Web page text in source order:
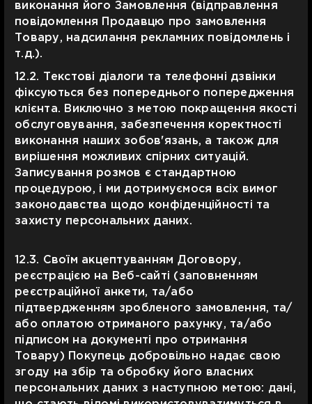
виконання його Замовлення (відправлення
повідомлення Продавцю про замовлення
Товару, надсилання рекламних повідомлень і
т.д.).
12.2. Текстові діалоги та телефонні дзвінки
фіксуються без попереднього попередження
клієнта. Виключно з метою покращення якості
обслуговування, забезпечення коректності
виконання наших зобов'язань, а також для
вирішення можливих спірних ситуацій.
Записування розмов є стандартною
процедурою, і ми дотримуємося всіх вимог
законодавства щодо конфіденційності та
захисту персональних даних.
12.3. Своїм акцептуванням Договору,
реєстрацією на Веб-сайті (заповненням
реєстраційної анкети, та/або
підтвердженням зробленого замовлення, та/
або оплатою отриманого рахунку, та/або
підписом на документі про отримання
Товару) Покупець добровільно надає свою
згоду на збір та обробку його власних
персональних даних з наступною метою: дані,